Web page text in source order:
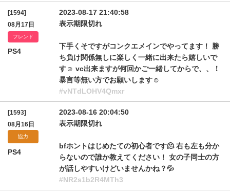
[1594]
08月17日
フレンド
PS4
2023-08-17 21:40:58
表示期限切れ
下手くそですがコンクエメインでやってます！ 勝
ち負け関係無しに楽しく一緒に出来たら嬉しいで
す☺️ vc出来ますが何回かご一緒してからで、、！
暴言等無い方でお願いします☺️
#vNTdLOHV4Qmxr
[1593]
08月16日
協力
PS4
2023-08-16 20:04:50
表示期限切れ
bfホントはじめたての初心者です🫠 右も左も分か
らないので誰か教えてください！ 女の子同士の方
が話しやすいけどいませんかね？💦
#NR2s1b2R4MTh3